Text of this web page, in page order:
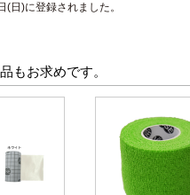
日)に登録されました。
もお求めです。